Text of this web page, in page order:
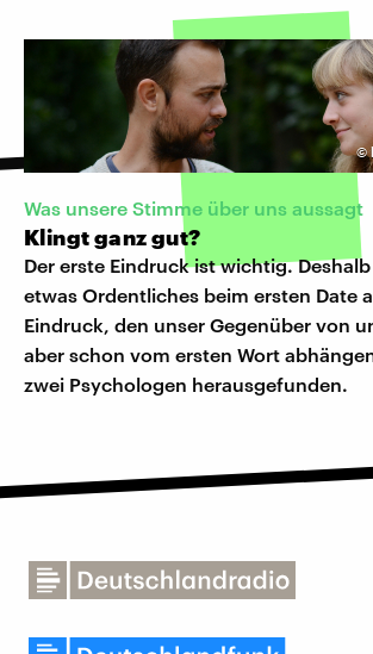
©
Was unsere Stimme über uns aussagt
Klingt ganz gut?
Der erste Eindruck ist wichtig.
etwas Ordentliches beim ersten Date
Eindruck, den unser Gegenüber von
aber schon vom ersten Wort
zwei Psychologen herausgefunden.